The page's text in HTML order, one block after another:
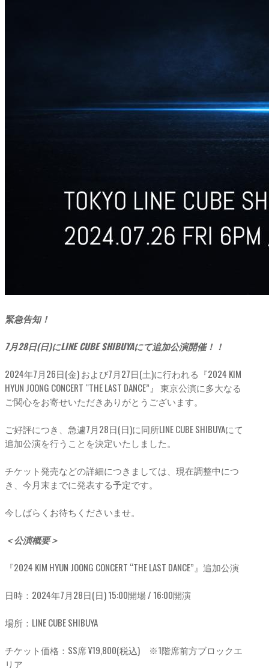
緊急告知！
7月28日(日)にLINE CUBE SHIBUYAにて追加公演開催！！
2024年7月26日(金) および7月27日(土)に行われる『2024 KIM
HYUN JOONG CONCERT “THE LAST DANCE”』 東京公演に多大なる
ご関心をお寄せいただきありがとうございます。
ご好評につき、急遽7月28日(日)に同所LINE CUBE SHIBUYAにて
追加公演を行うことを決定いたしました。
チケット発売などの詳細につきましては、現在調整中につ
き、今月末までに発表する予定です。
今しばらくお待ちくださいませ。
＜公演概要＞
『2024 KIM HYUN JOONG CONCERT “THE LAST DANCE”』追加公演
日時：2024年7月28日(日) 15:00開場 / 16:00開演
場所：LINE CUBE SHIBUYA
チケット価格：SS席 ¥19,800(税込) ※1階席前方ブロックエ
リア